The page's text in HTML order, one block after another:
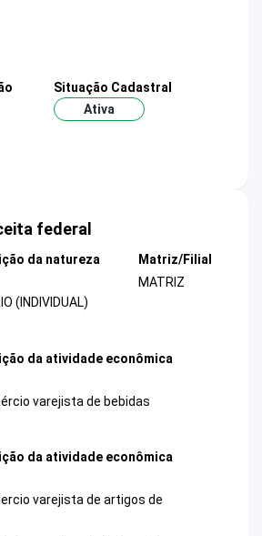
Situação Cadastral
Ativa
federal
da natureza
(INDIVIDUAL)
Matriz/Filial
MATRIZ
da atividade econômica
varejista de bebidas
da atividade econômica
varejista de artigos de